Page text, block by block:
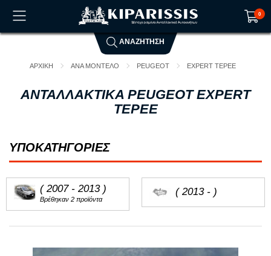
0
Το καλάθι αγορών είναι άδειο!
ΑΝΑΖΗΤΗΣΗ
ΑΡΧΙΚΗ ΑΝΑ ΜΟΝΤΕΛΟ PEUGEOT EXPERT TEPEE
ΑΝΤΑΛΛΑΚΤΙΚΑ PEUGEOT EXPERT
TEPEE
ΥΠΟΚΑΤΗΓΟΡΙΕΣ
( 2007 - 2013 )
Βρέθηκαν 2 προϊόντα
( 2013 - )